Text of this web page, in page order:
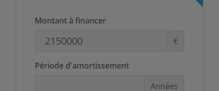
Montant à financer
€
Période d'amortissement
Années